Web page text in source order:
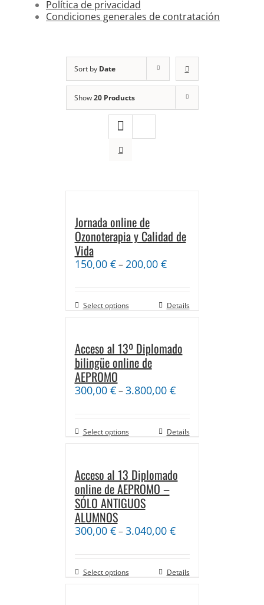
Política de privacidad
Condiciones generales de contratación
Sort by Date
Show20 Products
Jornada online de
Ozonoterapia y Calidad de
Vida
150,00 €–200,00 €
Select options Details
Acceso al 13º Diplomado
bilingüe online de
AEPROMO
300,00 €–3.800,00 €
Select options Details
Acceso al 13 Diplomado
online de AEPROMO –
SÓLO ANTIGUOS
ALUMNOS
300,00 €–3.040,00 €
Select options Details